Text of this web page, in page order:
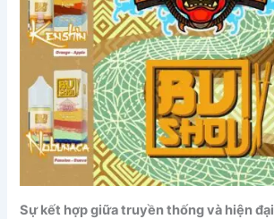
Sự kết hợp giữa truyền thống và hiện đại